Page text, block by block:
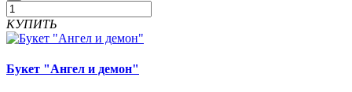
КУПИТЬ
Букет "Ангел и демон"